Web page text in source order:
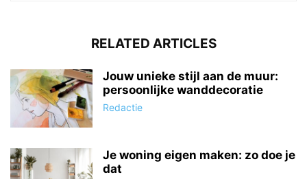
RELATED ARTICLES
Jouw unieke stijl aan de muur:
persoonlijke wanddecoratie
Redactie
Je woning eigen maken: zo doe je
dat